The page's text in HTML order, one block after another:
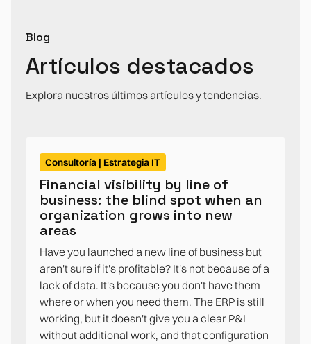
Blog
Artículos destacados
Explora nuestros últimos artículos y tendencias.
Consultoría | Estrategia IT
Financial visibility by line of
business: the blind spot when an
organization grows into new
areas
Have you launched a new line of business but
aren't sure if it's profitable? It's not because of a
lack of data. It's because you don't have them
where or when you need them. The ERP is still
working, but it doesn't give you a clear P&L
without additional work, and that configuration